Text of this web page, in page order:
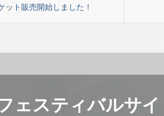
ット販売開始しました！
ェスティバルサ